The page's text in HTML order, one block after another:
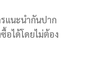
แนะนำกันปาก
อได้โดยไม่ต้อง